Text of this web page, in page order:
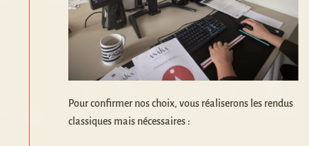
Pour confirmer nos choix, vous réaliserons les rendus
classiques mais nécessaires :